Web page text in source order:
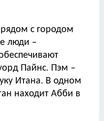
с городом
люди –
Пайнс. Пэм –
Итана. В одном
находит Абби в